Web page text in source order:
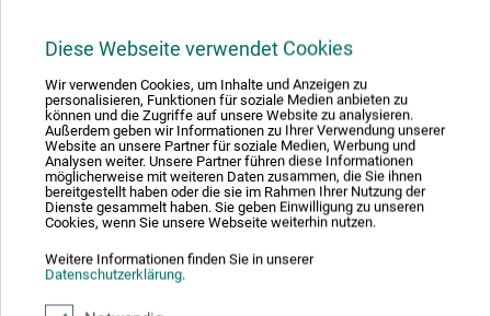
Diese Webseite verwendet Cookies
Wir verwenden Cookies, um Inhalte und Anzeigen zu
personalisieren, Funktionen für soziale Medien anbieten zu
können und die Zugriffe auf unsere Website zu analysieren.
Außerdem geben wir Informationen zu Ihrer Verwendung unserer
Website an unsere Partner für soziale Medien, Werbung und
Analysen weiter. Unsere Partner führen diese Informationen
möglicherweise mit weiteren Daten zusammen, die Sie ihnen
bereitgestellt haben oder die sie im Rahmen Ihrer Nutzung der
Dienste gesammelt haben. Sie geben Einwilligung zu unseren
Cookies, wenn Sie unsere Webseite weiterhin nutzen.
Weitere Informationen finden Sie in unserer
Datenschutzerklärung.
Dank seiner Färbung in der Masse ist es ebenfalls eine
ausgezeichnete Wahl für verschiedenste Anwendungen
wie Schneiden, Kleben, Falten, Origami, Collagen,
Stempeln, Prägen usw.
Produktbewertungen (0)